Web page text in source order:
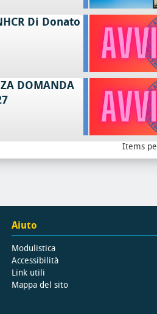
Di Donato
DOMANDA
Items
Aiuto
Modulistica
Accessibilità
Link utili
Mappa del sito